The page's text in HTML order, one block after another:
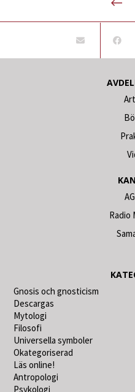
Radio
Gnosis och gnosticism
Descargas
Mytologi
Filosofi
Universella symboler
Okategoriserad
Läs online!
Antropologi
Psykologi